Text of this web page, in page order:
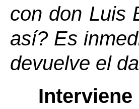
con don Luis
así? Es
devuelve el
Interviene